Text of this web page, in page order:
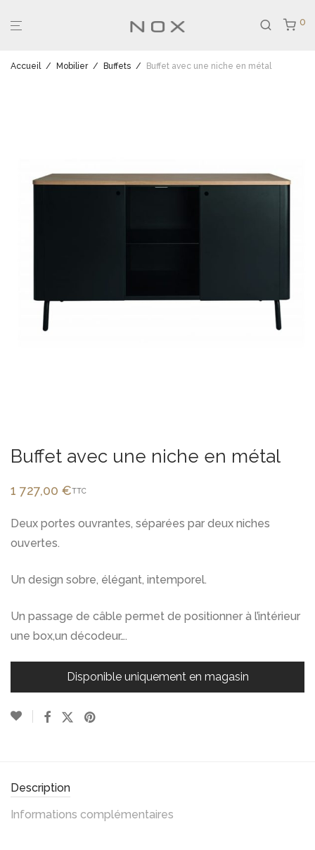
0
Accueil / Mobilier / Buffets / Buffet avec une niche en métal
Buffet avec une niche en métal
1 727,00 €TTC
Deux portes ouvrantes, séparées par deux niches
ouvertes.
Un design sobre, élégant, intemporel.
Un passage de câble permet de positionner à l’intérieur
une box,un décodeur….
Disponible uniquement en magasin
Description
Informations complémentaires